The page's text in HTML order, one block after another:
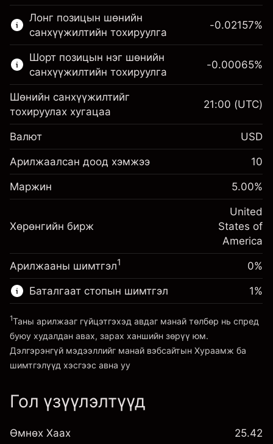
Энэ санхүүгийн зах зээл зөвхөн CFD
арилжаанд зориулагдсан.
Дэлгэрэнгүй мэдээллийг:
CFD-үүд
Лонг позицын шөнийн
санхүүжилтийн тохируулга
Маржин. Таны хөрөнгө
оруулалт
Шөнийн санхүүжилтийн
тохируулга
Позицын бүрэн хэмжээнээс
-0.021568
%
(-$4.31)
Хөшүүрэгтэй арилжааны хэмжээ
Хөшүүргийн мөнгө ~ $
Платформ руу орох
-0.02157%
Шорт позицын нэг шөнийн
санхүүжилтийн тохируулга
Маржин. Таны хөрөнгө
оруулалт
$1,000.00
тохируулга
авах төлбөр
-0.000654
%
(-$0.13)
Хөшүүрэгтэй арилжааны хэмжээ
~$20,000.00
Платформ руу орох
-0.00065%
Шөнийн санхүүжилтийг
тохируулах хугацаа
21:00 (UTC)
Валют USD
Арилжаалсан доод хэмжээ 10
Маржин 5.00%
Хөрөнгийн бирж
United
States of
America
Арилжааны шимтгэл1 0%
Баталгаат стопын шимтгэл
Хураамж ба шимтгэлүүд
1%
1Таны арилжааг гүйцэтгэхэд авдаг манай төлбөр нь спред
буюу худалдан авах, зарах ханшийн зөрүү юм.
Дэлгэрэнгүй мэдээллийг манай вэбсайтын Хураамж ба
шимтгэлүүд хэсгээс авна уу
Гол үзүүлэлтүүд
Өмнөх Хаах 25.42